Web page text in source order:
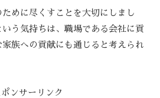
めに尽くすことを大切にしまし
う気持ちは、職場である会社に貢
族への貢献にも通じると考えられ
ポンサーリンク